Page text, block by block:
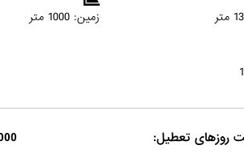
زمین: 1000 متر
روزهای تعطیل: